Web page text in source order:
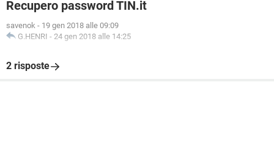
Recupero password TIN.it
savenok - 19 gen 2018 alle 09:09
G.HENRI - 24 gen 2018 alle 14:25
2 risposte